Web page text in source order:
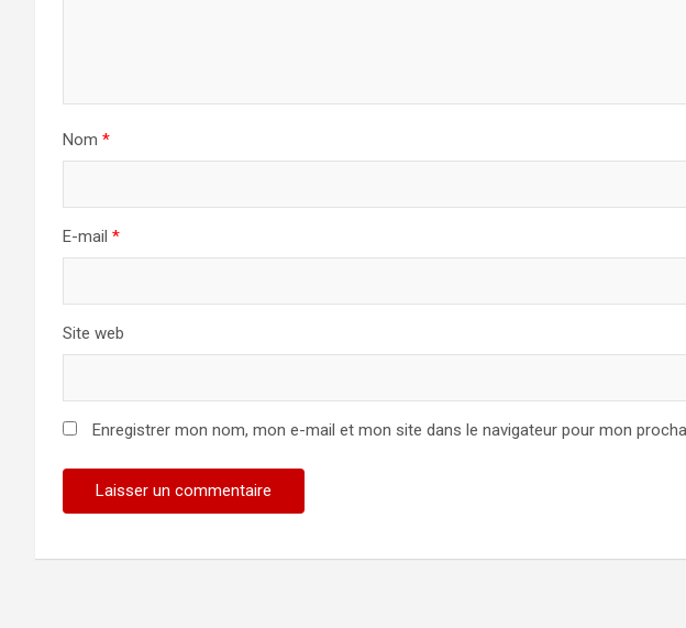
Nom *
E-mail *
Site web
Enregistrer mon nom, mon e-mail et mon site dans le navigateur pour mon